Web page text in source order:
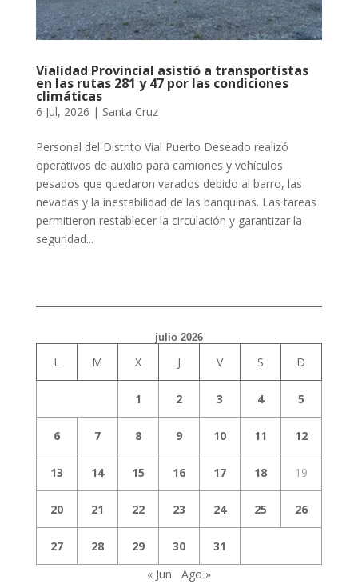
Vialidad Provincial asistió a transportistas
en las rutas 281 y 47 por las condiciones
climáticas
6 Jul, 2026 | Santa Cruz
Personal del Distrito Vial Puerto Deseado realizó
operativos de auxilio para camiones y vehículos
pesados que quedaron varados debido al barro, las
nevadas y la inestabilidad de las banquinas. Las tareas
permitieron restablecer la circulación y garantizar la
seguridad...
julio 2026
L M X J V S D
1 2 3 4 5
6 7 8 9 10 11 12
13 14 15 16 17 18 19
20 21 22 23 24 25 26
27 28 29 30
31
« Jun
Ago »